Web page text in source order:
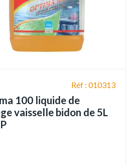
Réf : 010313
100 liquide de
vaisselle bidon de 5L